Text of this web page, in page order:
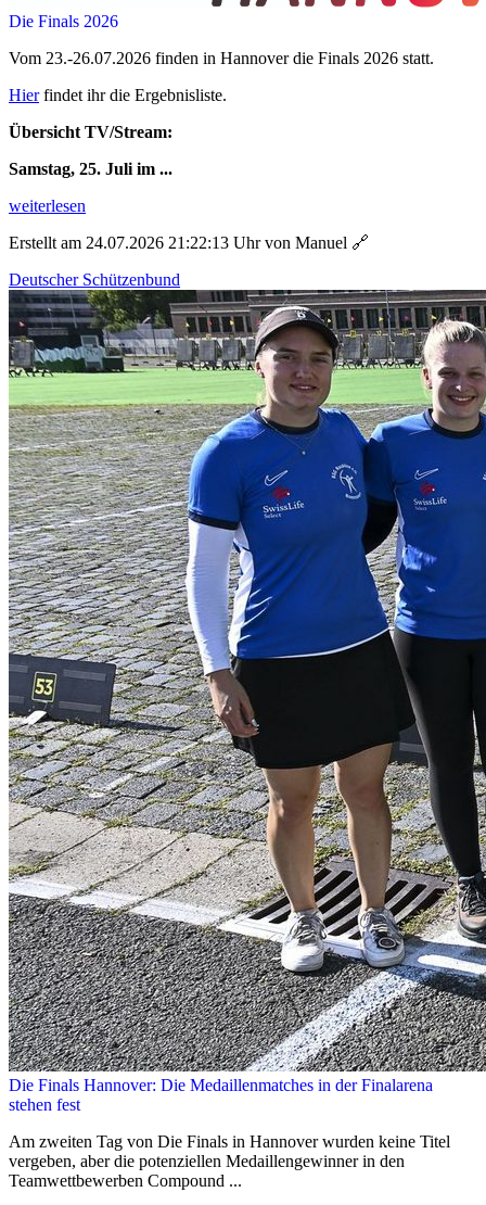
Die Finals 2026
Vom 23.-26.07.2026 finden in Hannover die Finals 2026 statt.
Hierfindet ihr die Ergebnisliste.
Übersicht TV/Stream:
Samstag, 25. Juli im ...
weiterlesen
Erstellt am 24.07.2026 21:22:13 Uhr von Manuel 🔗
Deutscher Schützenbund
Die Finals Hannover: Die Medaillenmatches in der Finalarena
stehen fest
Am zweiten Tag von Die Finals in Hannover wurden keine Titel
vergeben, aber die potenziellen Medaillengewinner in den
Teamwettbewerben Compound ...